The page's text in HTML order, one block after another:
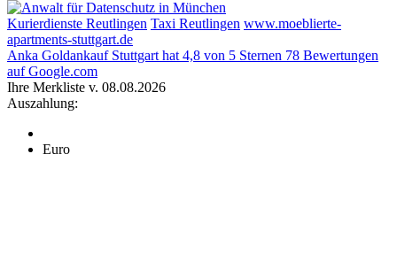
Kurierdienste Reutlingen Taxi Reutlingen www.moeblierte-
apartments-stuttgart.de
Anka Goldankauf Stuttgart hat 4,8 von 5 Sternen 78 Bewertungen
auf Google.com
Ihre Merkliste v. 08.08.2026
Auszahlung:
Euro